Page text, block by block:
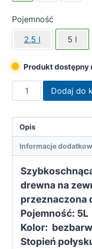
Pojemność
2,5 l
5 l
Produkt dostępny
ilość
Remmers
AQUA
HSL-
35m
matowa
5L
Dodaj do
Opis
Informacje
drewna na
przeznaczona
Pojemność: 5L
Kolor:
Stopień